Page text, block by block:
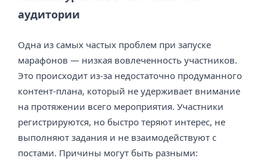
аудитории
Одна из самых частых проблем при запуске
марафонов — низкая вовлеченность участников.
Это происходит из-за недостаточно продуманного
контент-плана, который не удерживает внимание
на протяжении всего мероприятия. Участники
регистрируются, но быстро теряют интерес, не
выполняют задания и не взаимодействуют с
постами. Причины могут быть разными: